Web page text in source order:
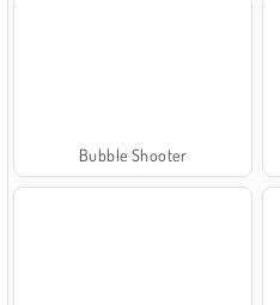
Bubble Shooter